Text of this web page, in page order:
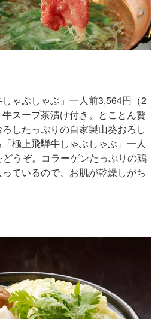
ゃぶしゃぶ」一人前3,564円（2
スープ茶漬け付き。とことん贅
したっぷりの自家製山葵おろし
極上飛騨牛しゃぶしゃぶ」一人
うぞ。コラーゲンたっぷりの鶏
ているので、お肌が乾燥しがち